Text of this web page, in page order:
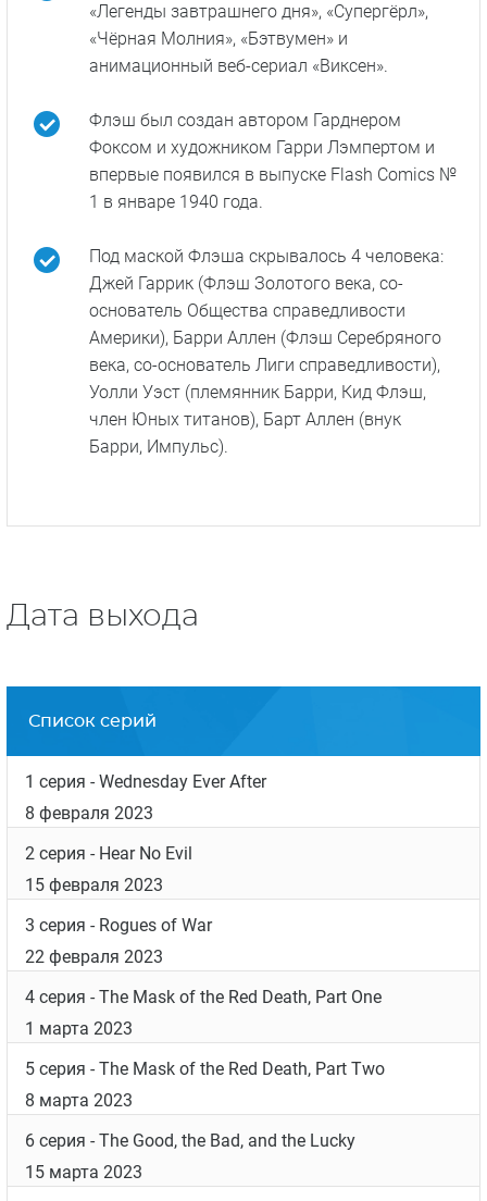
«Легенды завтрашнего дня», «Супергёрл»,
«Чёрная Молния», «Бэтвумен» и
анимационный веб-сериал «Виксен».
Флэш был создан автором Гарднером
Фоксом и художником Гарри Лэмпертом и
впервые появился в выпуске Flash Comics №
1 в январе 1940 года.
Под маской Флэша скрывалось 4 человека:
Джей Гаррик (Флэш Золотого века, со-
основатель Общества справедливости
Америки), Барри Аллен (Флэш Серебряного
века, со-основатель Лиги справедливости),
Уолли Уэст (племянник Барри, Кид Флэш,
член Юных титанов), Барт Аллен (внук
Барри, Импульс).
Дата выхода
Список серий
1 серия - Wednesday Ever After
8 февраля 2023
2 серия - Hear No Evil
15 февраля 2023
3 серия - Rogues of War
22 февраля 2023
4 серия - The Mask of the Red Death, Part One
1 марта 2023
5 серия - The Mask of the Red Death, Part Two
8 марта 2023
6 серия - The Good, the Bad, and the Lucky
15 марта 2023